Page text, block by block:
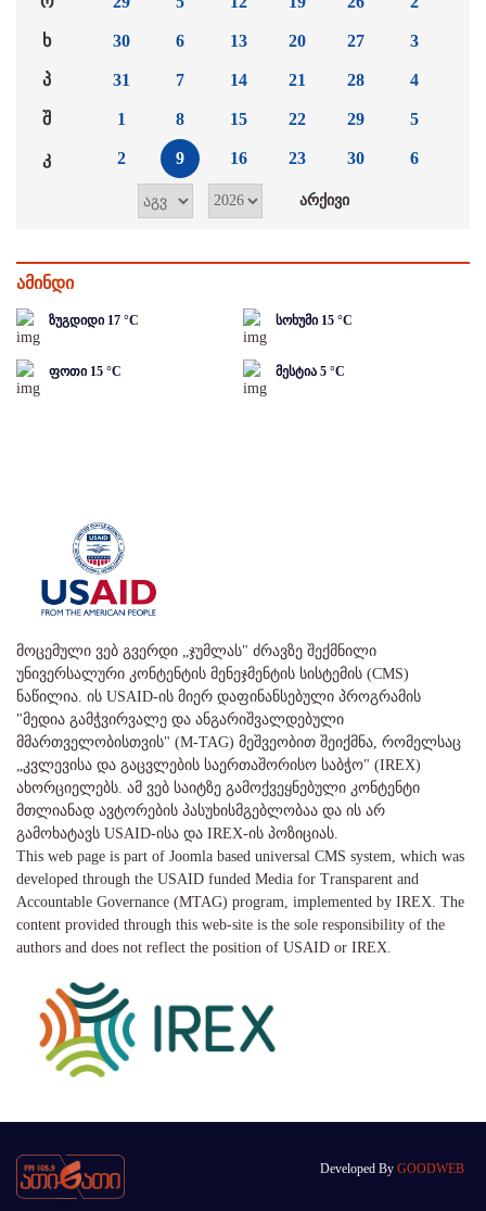
ხ
პ
შ
კ
30
31
1
2
6
7
8
9
13
14
15
16
20
21
22
23
27
28
29
30
3
4
5
6
ამინდი
ზუგდიდი 17 °C სოხუმი 15 °C
ფოთი 15 °C მესტია 5 °C
მოცემული ვებ გვერდი „ჯუმლას" ძრავზე შექმნილი
უნივერსალური კონტენტის მენეჯმენტის სისტემის (CMS)
ნაწილია. ის USAID-ის მიერ დაფინანსებული პროგრამის
"მედია გამჭვირვალე და ანგარიშვალდებული
მმართველობისთვის" (M-TAG) მეშვეობით შეიქმნა, რომელსაც
„კვლევისა და გაცვლების საერთაშორისო საბჭო" (IREX)
ახორციელებს. ამ ვებ საიტზე გამოქვეყნებული კონტენტი
მთლიანად ავტორების პასუხისმგებლობაა და ის არ
გამოხატავს USAID-ისა და IREX-ის პოზიციას.
This web page is part of Joomla based universal CMS system, which was
developed through the USAID funded Media for Transparent and
Accountable Governance (MTAG) program, implemented by IREX. The
content provided through this web-site is the sole responsibility of the
authors and does not reflect the position of USAID or IREX.
Developed By GOODWEB